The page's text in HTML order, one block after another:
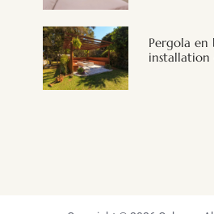
Pergola